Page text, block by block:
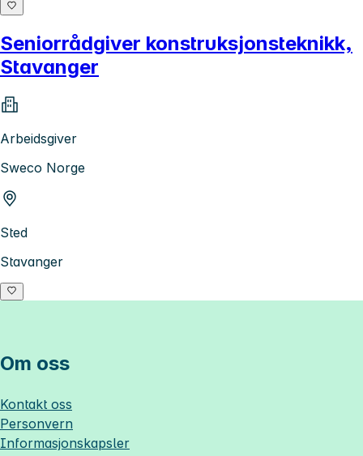
Seniorrådgiver konstruksjonsteknikk,
Stavanger
Arbeidsgiver
Sweco Norge
Sted
Stavanger
Om oss
Kontakt oss
Personvern
Informasjonskapsler